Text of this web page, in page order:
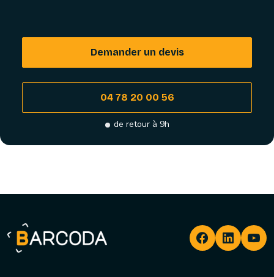
Demander un devis
04 78 20 00 56
de retour à 9h